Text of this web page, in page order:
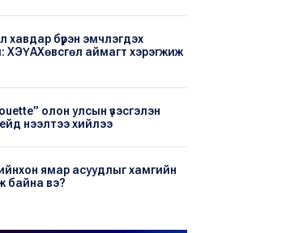
хавдар бүрэн эмчлэгдэх
ХЭҮА​Хөвсгөл аймагт хэрэгжиж
олон улсын үзэсгэлэн
нээлтээ хийлээ
ямар асуудлыг хамгийн
байна вэ?